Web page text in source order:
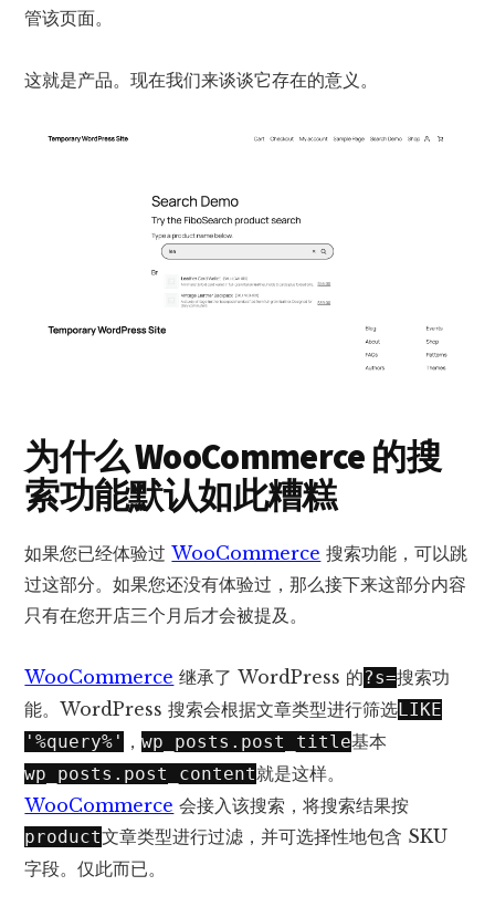
管该页面。
这就是产品。现在我们来谈谈它存在的意义。
为什么 WooCommerce 的搜
索功能默认如此糟糕
如果您已经体验过WooCommerce 搜索功能，可以跳
过这部分。如果您还没有体验过，那么接下来这部分内容
只有在您开店三个月后才会被提及。
WooCommerce 继承了 WordPress 的?s=搜索功
能。WordPress 搜索会根据文章类型进行筛选LIKE
'%query%' ，wp_posts.post_title基本
wp_posts.post_content就是这样。
WooCommerce 会接入该搜索，将搜索结果按
product文章类型进行过滤，并可选择性地包含 SKU
字段。仅此而已。